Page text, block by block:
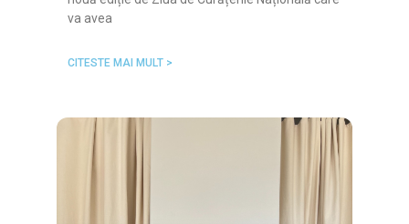
va avea
CITESTE MAI MULT >